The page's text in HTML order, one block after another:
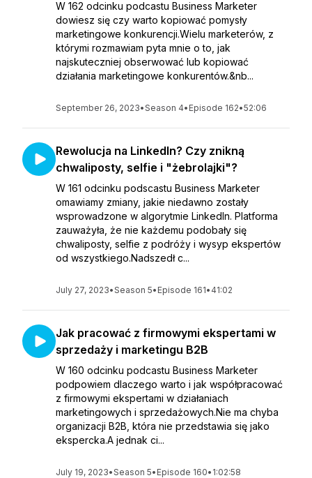
W 162 odcinku podcastu Business Marketer
dowiesz się czy warto kopiować pomysły
marketingowe konkurencji.Wielu marketerów, z
którymi rozmawiam pyta mnie o to, jak
najskuteczniej obserwować lub kopiować
działania marketingowe konkurentów.&nb...
September 26, 2023•Season 4• Episode 162•52:06
Rewolucja na LinkedIn? Czy znikną
chwaliposty, selfie i "żebrolajki"?
W 161 odcinku podscastu Business Marketer
omawiamy zmiany, jakie niedawno zostały
wsprowadzone w algorytmie LinkedIn. Platforma
zauważyła, że nie każdemu podobały się
chwaliposty, selfie z podróży i wysyp ekspertów
od wszystkiego.Nadszedł c...
July 27, 2023•Season 5• Episode 161• 41:02
Jak pracować z firmowymi ekspertami w
sprzedaży i marketingu B2B
W 160 odcinku podcastu Business Marketer
podpowiem dlaczego warto i jak współpracować
z firmowymi ekspertami w działaniach
marketingowych i sprzedażowych.Nie ma chyba
organizacji B2B, która nie przedstawia się jako
ekspercka.A jednak ci...
July 19, 2023•Season 5• Episode 160• 1:02:58